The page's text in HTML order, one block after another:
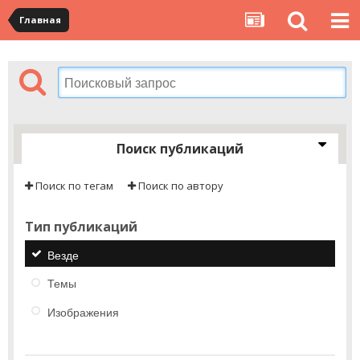
Главная
Поиск публикаций
Поиск по тегам Поиск по автору
Тип публикаций
Везде
Темы
Изображения